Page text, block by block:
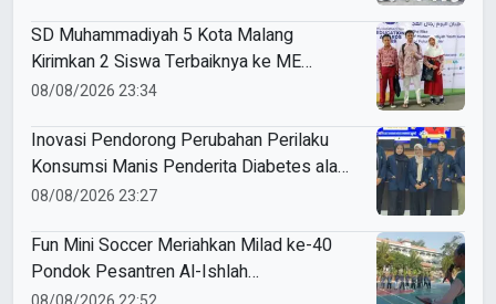
SD Muhammadiyah 5 Kota Malang
Kirimkan 2 Siswa Terbaiknya ke ME
Award 2026
08/08/2026 23:34
Inovasi Pendorong Perubahan Perilaku
Konsumsi Manis Penderita Diabetes ala
Mahasiswa Unesa
08/08/2026 23:27
Fun Mini Soccer Meriahkan Milad ke-40
Pondok Pesantren Al-Ishlah